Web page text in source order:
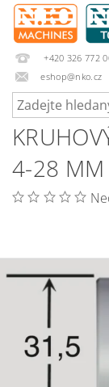
+420 326 772
eshop@nko.cz
4-28 MM